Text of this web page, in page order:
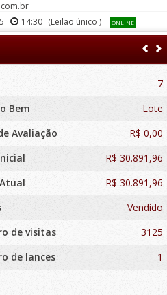
14:30 (Leilão único ) ONLINE
7
Bem
Lote
Avaliação
R$ 0,00
R$ 30.891,96
R$ 30.891,96
Vendido
de visitas
3125
de lances
1